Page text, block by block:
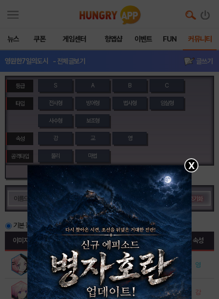
뉴스 쿠폰 게임센터 헝앱샵 이벤트 FUN 커뮤니티
영원한7일의도시 - 전체글보기 글쓰기
등급 S A B C
타입 전사형 방어형 법사형 암살형
사수형 보조형
속성 강 교 영
공격타입 물리 마법
스킬타입 보기▼
초기화
기본 정보보기
스킬 정보보기
이미지
이름↕ 등급↕ 타입 속성
애증
유리
A 전사형 영
탐구
피닉
S 법사형 강
X